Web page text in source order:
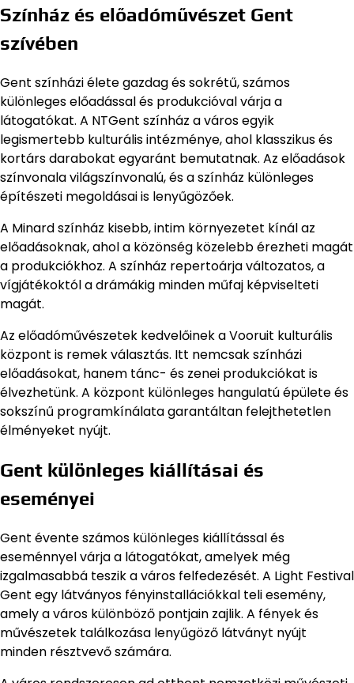
Színház és előadóművészet Gent
szívében
Gent színházi élete gazdag és sokrétű, számos
különleges előadással és produkcióval várja a
látogatókat. A NTGent színház a város egyik
legismertebb kulturális intézménye, ahol klasszikus és
kortárs darabokat egyaránt bemutatnak. Az előadások
színvonala világszínvonalú, és a színház különleges
építészeti megoldásai is lenyűgözőek.
A Minard színház kisebb, intim környezetet kínál az
előadásoknak, ahol a közönség közelebb érezheti magát
a produkciókhoz. A színház repertoárja változatos, a
vígjátékoktól a drámákig minden műfaj képviselteti
magát.
Az előadóművészetek kedvelőinek a Vooruit kulturális
központ is remek választás. Itt nemcsak színházi
előadásokat, hanem tánc- és zenei produkciókat is
élvezhetünk. A központ különleges hangulatú épülete és
sokszínű programkínálata garantáltan felejthetetlen
élményeket nyújt.
Gent különleges kiállításai és
eseményei
Gent évente számos különleges kiállítással és
eseménnyel várja a látogatókat, amelyek még
izgalmasabbá teszik a város felfedezését. A Light Festival
Gent egy látványos fényinstallációkkal teli esemény,
amely a város különböző pontjain zajlik. A fények és
művészetek találkozása lenyűgöző látványt nyújt
minden résztvevő számára.